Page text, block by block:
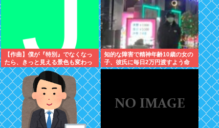
【作曲】僕が『特別』でなくなっ
たら、きっと見える景色も変わっ
てしまう。⋯だから曖昧でいい。
どうか、白黒ハッキリさせないで
知的な障害で精神年齢10歳の女の
子、彼氏に毎日2万円渡すよう命
じられ、暴力を恐れ連日売春。客